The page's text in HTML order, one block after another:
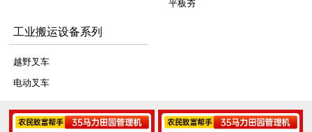
平板夯
工业搬运设备系列
越野叉车
电动叉车